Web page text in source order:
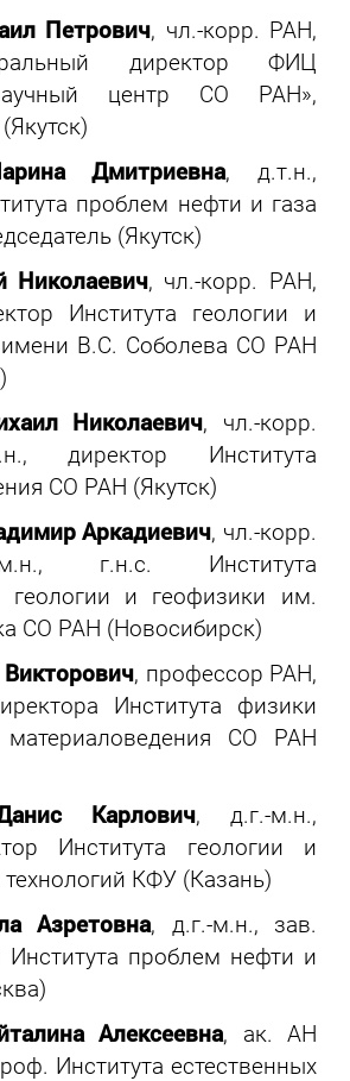
Петрович, чл.-корр. РАН,
директор ФИЦ
центр СО РАН»,
Дмитриевна, д.т.н.,
проблем нефти и газа
(Якутск)
Николаевич, чл.-корр. РАН,
Института геологии и
В.С. Соболева СО РАН
Николаевич, чл.-корр.
директор Института
СО РАН (Якутск)
Аркадиевич, чл.-корр.
г.н.с. Института
геологии и геофизики им.
СО РАН (Новосибирск)
, профессор РАН,
Института физики
СО РАН
Карлович, д.г.-м.н.,
Института геологии и
КФУ (Казань)
Азретовна, д.г.-м.н., зав.
Института проблем нефти и
Алексеевна, ак. АН
Института естественных